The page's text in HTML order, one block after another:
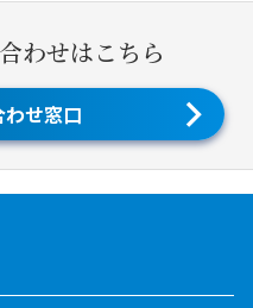
わせはこちら
せ窓口